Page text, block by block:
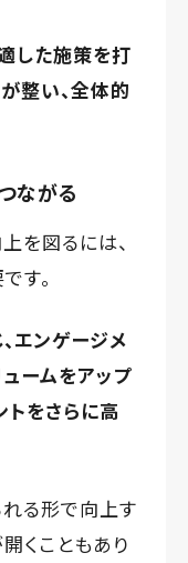
した施策を打
整い、全体的
ながる
を図るには、
す。
エンゲージメ
ームをアップ
トをさらに高
る形で向上す
くこともあり